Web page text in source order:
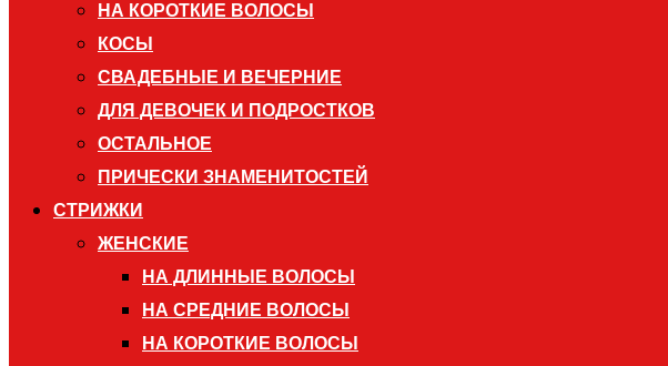
НА КОРОТКИЕ ВОЛОСЫ
КОСЫ
СВАДЕБНЫЕ И ВЕЧЕРНИЕ
ДЛЯ ДЕВОЧЕК И ПОДРОСТКОВ
ОСТАЛЬНОЕ
ПРИЧЕСКИ ЗНАМЕНИТОСТЕЙ
СТРИЖКИ
ЖЕНСКИЕ
НА ДЛИННЫЕ ВОЛОСЫ
НА СРЕДНИЕ ВОЛОСЫ
НА КОРОТКИЕ ВОЛОСЫ